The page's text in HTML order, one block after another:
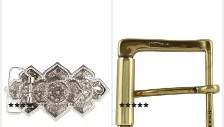
4,0 cm - Buckle
Wechselschließe
Gürtelschließe 40mm - M (1-
St)
(1)
28,99 €
lieferbar - in 2-3 Werktagen bei dir
BELTINGER
Gürtelschnalle mit Rolle aus
massivem Messing 4,0 cm -
Buckle Gürtelschließe 40mm
Ede (1-St)
23,99 €
lieferbar - in 2-3 Werktagen bei dir